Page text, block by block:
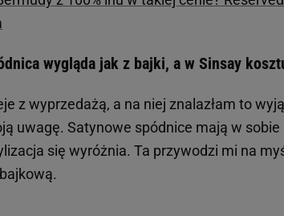
wygląda jak z bajki, a w Sinsay
z wyprzedażą, a na niej znalazłam to
uwagę. Satynowe spódnice mają w
się wyróżnia. Ta przywodzi mi na